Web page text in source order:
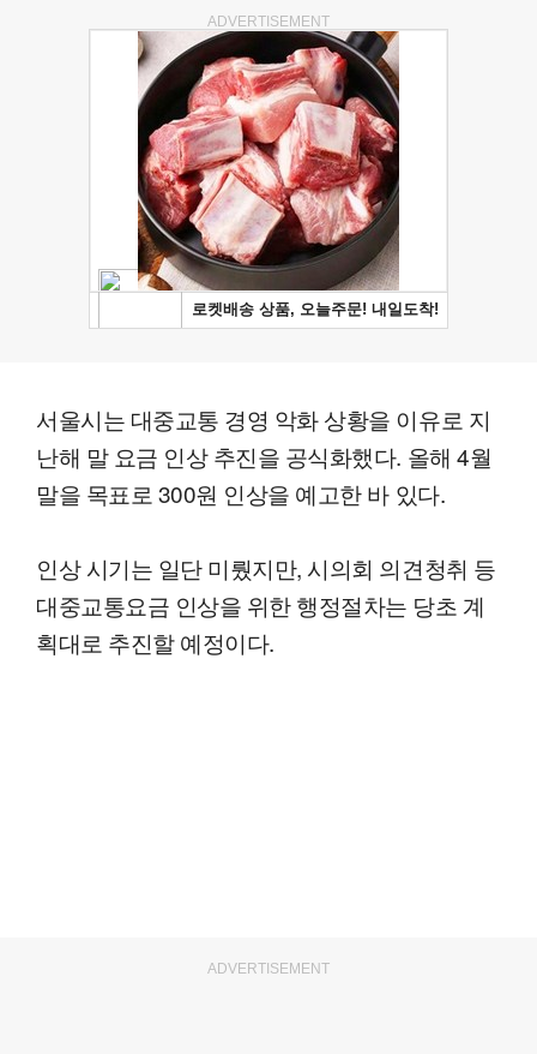
ADVERTISEMENT
서울시는 대중교통 경영 악화 상황을 이유로 지
난해 말 요금 인상 추진을 공식화했다. 올해 4월
말을 목표로 300원 인상을 예고한 바 있다.
인상 시기는 일단 미뤘지만, 시의회 의견청취 등
대중교통요금 인상을 위한 행정절차는 당초 계
획대로 추진할 예정이다.
ADVERTISEMENT